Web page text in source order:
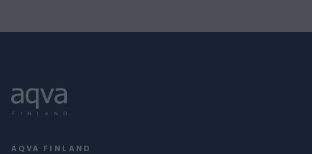
AQVA FINLAND